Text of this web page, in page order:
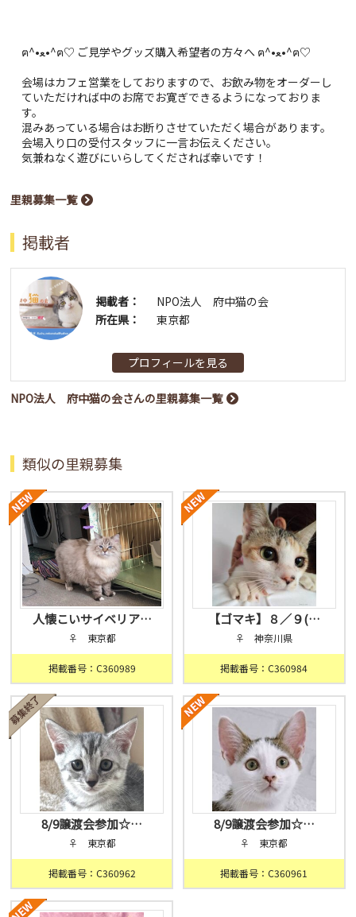
ฅ^•ﻌ•^ฅ♡ ご見学やグッズ購入希望者の方々へ ฅ^•ﻌ•^ฅ♡
会場はカフェ営業をしておりますので、お飲み物をオーダーし
ていただければ中のお席でお寛ぎできるようになっておりま
す。
混みあっている場合はお断りさせていただく場合があります。
会場入り口の受付スタッフに一言お伝えください。
気兼ねなく遊びにいらしてくだされば幸いです！
里親募集一覧
掲載者
掲載者：
NPO法人 府中猫の会
所在県：
東京都
プロフィールを見る
NPO法人 府中猫の会さんの里親募集一覧
類似の里親募集
人懐こいサイベリア…
♀ 東京都
掲載番号：C360989
【ゴマキ】８／９(…
♀ 神奈川県
掲載番号：C360984
8/9譲渡会参加☆…
♀ 東京都
掲載番号：C360962
8/9譲渡会参加☆…
♀ 東京都
掲載番号：C360961